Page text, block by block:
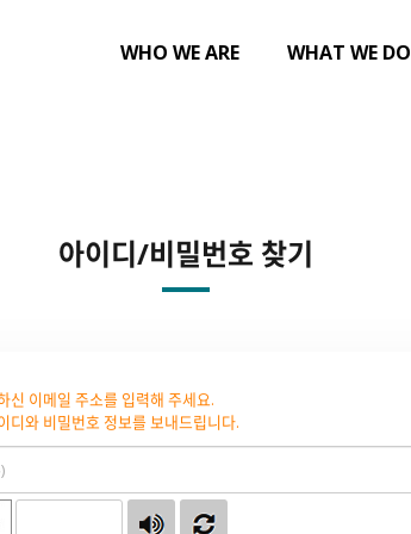
WHO WE ARE WHAT WE DO
아이디/비밀번호 찾기
신 이메일 주소를 입력해 주세요.
디와 비밀번호 정보를 보내드립니다.